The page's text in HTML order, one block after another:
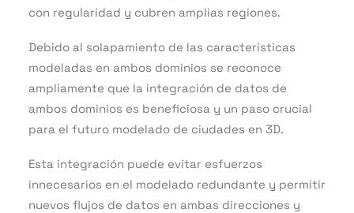
con regularidad y cubren amplias regiones.
Debido al solapamiento de las características
modeladas en ambos dominios se reconoce
ampliamente que la integración de datos de
ambos dominios es beneficiosa y un paso crucial
para el futuro modelado de ciudades en 3D.
Esta integración puede evitar esfuerzos
innecesarios en el modelado redundante y permitir
nuevos flujos de datos en ambas direcciones y